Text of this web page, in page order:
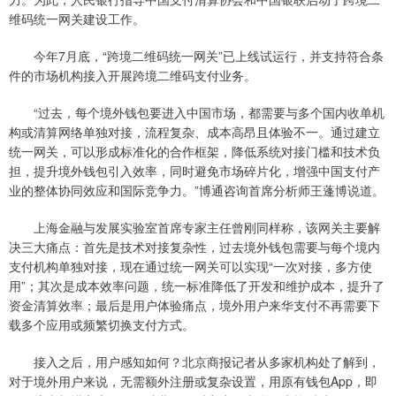
维码统一网关建设工作。
今年7月底，“跨境二维码统一网关”已上线试运行，并支持符合条
件的市场机构接入开展跨境二维码支付业务。
“过去，每个境外钱包要进入中国市场，都需要与多个国内收单机
构或清算网络单独对接，流程复杂、成本高昂且体验不一。通过建立
统一网关，可以形成标准化的合作框架，降低系统对接门槛和技术负
担，提升境外钱包引入效率，同时避免市场碎片化，增强中国支付产
业的整体协同效应和国际竞争力。”博通咨询首席分析师王蓬博说道。
上海金融与发展实验室首席专家主任曾刚同样称，该网关主要解
决三大痛点：首先是技术对接复杂性，过去境外钱包需要与每个境内
支付机构单独对接，现在通过统一网关可以实现“一次对接，多方使
用”；其次是成本效率问题，统一标准降低了开发和维护成本，提升了
资金清算效率；最后是用户体验痛点，境外用户来华支付不再需要下
载多个应用或频繁切换支付方式。
接入之后，用户感知如何？北京商报记者从多家机构处了解到，
对于境外用户来说，无需额外注册或复杂设置，用原有钱包App，即